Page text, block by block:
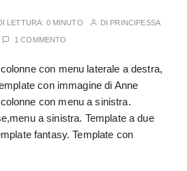
LETTURA: 0 MINUTO DI PRINCIPESSA
1 COMMENTO
con menu laterale a destra,
con immagine di Anne
con menu a sinistra.
a sinistra. Template a due
fantasy. Template con